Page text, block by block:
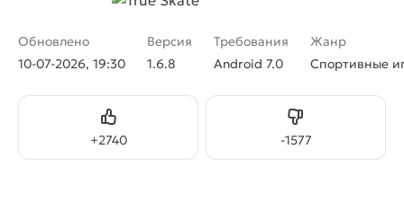
Обновлено
10-07-2026, 19:30
Версия
1.6.8
Требования
Android 7.0
Жанр
Спортивные
+2740
Нравится -1577
Не нравится